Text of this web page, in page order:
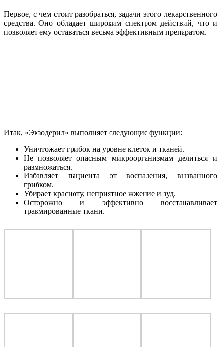
Первое, с чем стоит разобраться, задачи этого лекарственного
средства. Оно обладает широким спектром действий, что и
позволяет ему оставаться весьма эффективным препаратом.
Итак, «Экзодерил» выполняет следующие функции:
Уничтожает грибок на уровне клеток и тканей.
Не позволяет опасным микроорганизмам делиться и
размножаться.
Избавляет пациента от воспаления, вызванного
грибком.
Убирает красноту, неприятное жжение и зуд.
Осторожно и эффективно восстанавливает
травмированные ткани.